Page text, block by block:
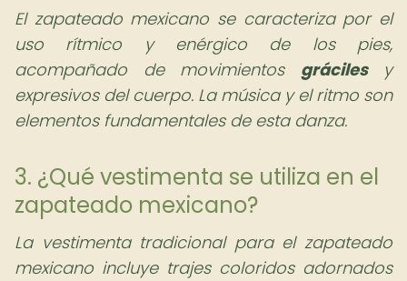
El zapateado mexicano se caracteriza por el
uso rítmico y enérgico de los pies,
acompañado de movimientos grácilesy
expresivos del cuerpo. La música y el ritmo son
elementos fundamentales de esta danza.
3. ¿Qué vestimenta se utiliza en el
zapateado mexicano?
La vestimenta tradicional para el zapateado
mexicano incluye trajes coloridos adornados